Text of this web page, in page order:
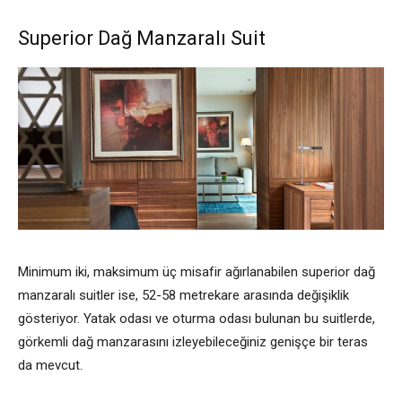
Superior Dağ Manzaralı Suit
Minimum iki, maksimum üç misafir ağırlanabilen superior dağ
manzaralı suitler ise, 52-58 metrekare arasında değişiklik
gösteriyor. Yatak odası ve oturma odası bulunan bu suitlerde,
görkemli dağ manzarasını izleyebileceğiniz genişçe bir teras
da mevcut.